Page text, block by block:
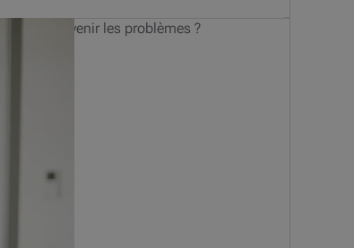
et prévenir les problèmes ?